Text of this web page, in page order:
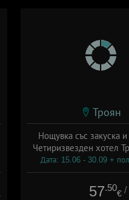
Троян
Нощувка със закуска
Четиризвезден хотел
Дата: 15.06 - 30.09 +
57.50
€ /